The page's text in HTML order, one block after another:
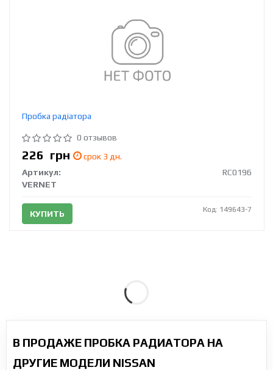
Пробка радіатора
0 отзывов
226 грн
срок 3 дн.
Артикул:
RC0196
VERNET
КУПИТЬ Код: 149643-7
В ПРОДАЖЕ ПРОБКА РАДИАТОРА НА
ДРУГИЕ МОДЕЛИ NISSAN